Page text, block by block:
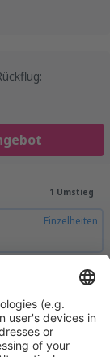
1 Umstieg
Einzelheiten
Einzelheiten